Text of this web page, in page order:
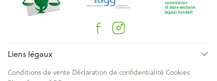
Liens légaux
Conditions de vente Déclaration de confidentialité Cookies